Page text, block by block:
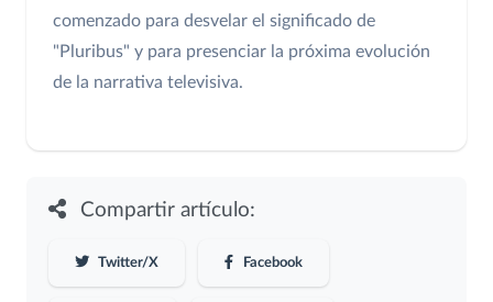
comenzado para desvelar el significado de
"Pluribus" y para presenciar la próxima evolución
de la narrativa televisiva.
Compartir artículo:
Twitter/X Facebook